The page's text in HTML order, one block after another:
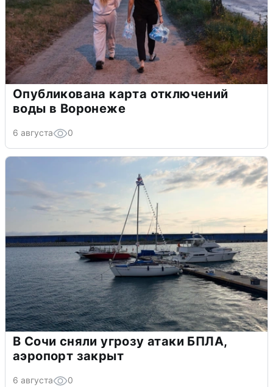
Опубликована карта отключений
воды в Воронеже
6 августа 0
В Сочи сняли угрозу атаки БПЛА,
аэропорт закрыт
6 августа 0